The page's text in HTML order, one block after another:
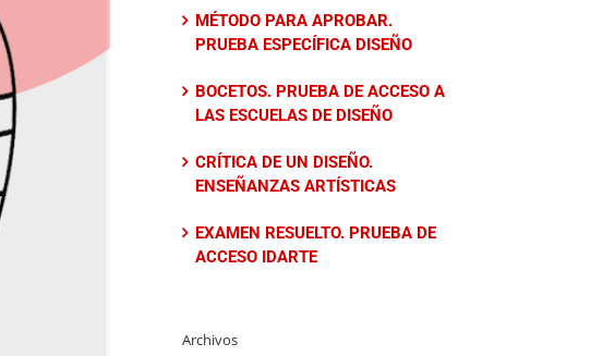
MÉTODO PARA APROBAR.
PRUEBA ESPECÍFICA DISEÑO
BOCETOS. PRUEBA DE ACCESO A
LAS ESCUELAS DE DISEÑO
CRÍTICA DE UN DISEÑO.
ENSEÑANZAS ARTÍSTICAS
EXAMEN RESUELTO. PRUEBA DE
ACCESO IDARTE
Archivos